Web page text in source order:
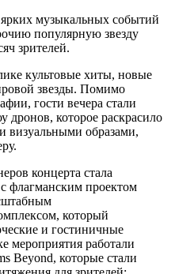
музыкальных событий
популярную звезду
зрителей.
культовые хиты, новые
звезды. Помимо
гости вечера стали
дронов, которое раскрасило
визуальными образами,
концерта стала
флагманским проектом
который
и гостиничные
мероприятия работали
Beyond, которые стали